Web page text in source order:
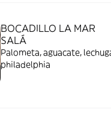
BOCADILLO LA MAR
SALÁ
Palometa, aguacate,
philadelphia